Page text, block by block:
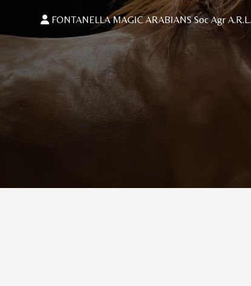
FONTANELLA MAGIC ARABIANS Soc Agr A.R.L.